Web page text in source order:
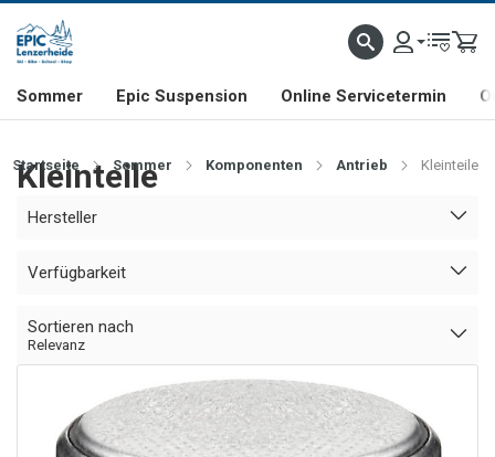
& FREERIDE-SPEZIALIST SCHWEIZER FIRMA SHOP & SHOWROOM IN
Sommer Epic Suspension Online Servicetermin
Startseite Sommer Komponenten Antrieb Kleinteile
Kleinteile
Hersteller
Verfügbarkeit
Sortieren nach
Relevanz